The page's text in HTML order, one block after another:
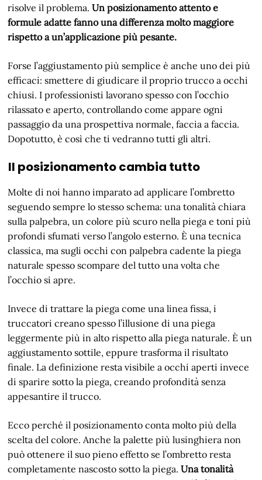
risolve il problema.Un posizionamento attento e
formule adatte fanno una differenza molto maggiore
rispetto a un’applicazione più pesante.
Forse l’aggiustamento più semplice è anche uno dei più
efficaci: smettere di giudicare il proprio trucco a occhi
chiusi. I professionisti lavorano spesso con l’occhio
rilassato e aperto, controllando come appare ogni
passaggio da una prospettiva normale, faccia a faccia.
Dopotutto, è così che ti vedranno tutti gli altri.
Il posizionamento cambia tutto
Molte di noi hanno imparato ad applicare l’ombretto
seguendo sempre lo stesso schema: una tonalità chiara
sulla palpebra, un colore più scuro nella piega e toni più
profondi sfumati verso l’angolo esterno. È una tecnica
classica, ma sugli occhi con palpebra cadente la piega
naturale spesso scompare del tutto una volta che
l’occhio si apre.
Invece di trattare la piega come una linea fissa, i
truccatori creano spesso l’illusione di una piega
leggermente più in alto rispetto alla piega naturale. È un
aggiustamento sottile, eppure trasforma il risultato
finale. La definizione resta visibile a occhi aperti invece
di sparire sotto la piega, creando profondità senza
appesantire il trucco.
Ecco perché il posizionamento conta molto più della
scelta del colore. Anche la palette più lusinghiera non
può ottenere il suo pieno effetto se l’ombretto resta
completamente nascosto sotto la piega.Una tonalità